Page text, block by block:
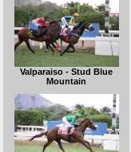
Valparaiso - Stud Blue
Mountain